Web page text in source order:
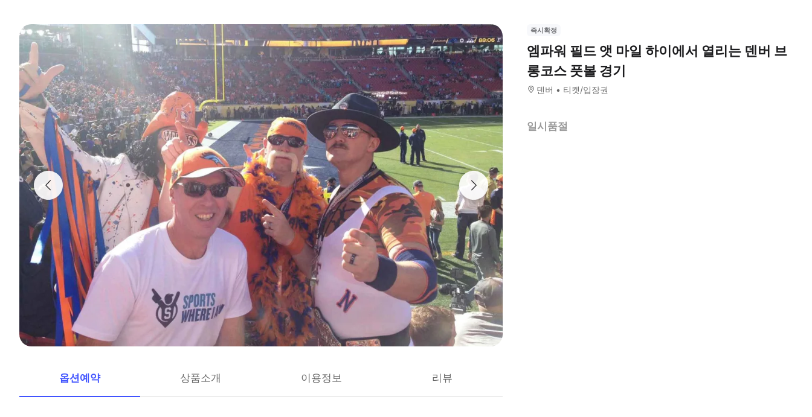
옵션예약 상품소개 이용정보 리뷰
즉시확정
엠파워 필드 앳 마일 하이에서 열리는 덴버 브
롱코스 풋볼 경기
덴버 티켓/입장권
일시품절